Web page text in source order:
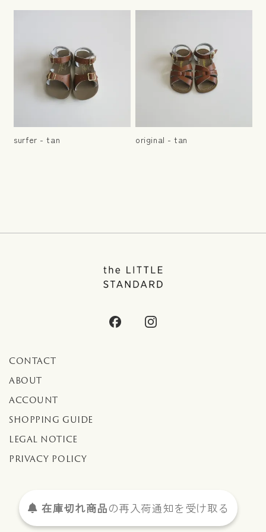
surfer - tan original - tan
CONTACT
ABOUT
ACCOUNT
SHOPPING GUIDE
LEGAL NOTICE
PRIVACY POLICY
© the LITTLE STANDARD All Rights Reserved.
在庫切れ商品の再入荷通知を 受け取る